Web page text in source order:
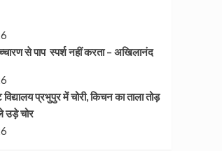
से पाप स्पर्श नहीं करता – अखिलानंद
प्रभुपुर में चोरी, किचन का ताला तोड़
उड़े चोर